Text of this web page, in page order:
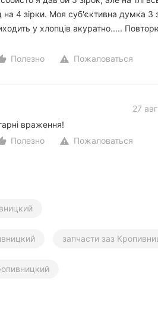
на 4 зірки. Моя суб'єктивна думка 3
у хлопців акуратно.....
Полезно warning Пожаловаться
27
враження!
Полезно warning Пожаловаться
запчасти заз